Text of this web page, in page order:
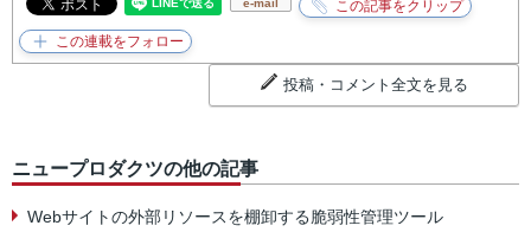
e-mail
投稿・コメント全文を見る
ニュープロダクツの他の記事
Webサイトの外部リソースを棚卸する脆弱性管理ツール